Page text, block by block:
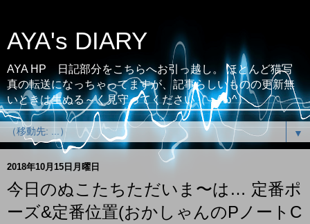
AYA's DIARY
AYA HP 日記部分をこちらへお引っ越し。 ほとんど猫写
真の転送になっちゃってますが、記事らしいものの更新無
いときは生ぬる～く見守ってください（；^ω^）
▼
2018年10月15日月曜日
今日のぬこたちただいま〜は… 定番ポ
ーズ&定番位置(おかしゃんのPノートC